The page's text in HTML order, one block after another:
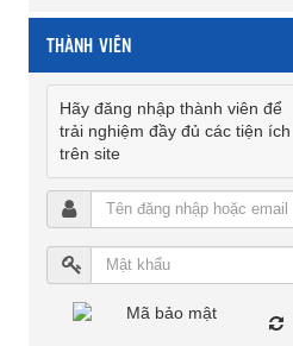
THÀNH VIÊN
Hãy đăng nhập thành viên để
trải nghiệm đầy đủ các tiện ích
trên site